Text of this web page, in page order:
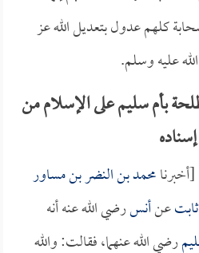
كلهم عدول بتعديل الله عز
عليه وسلم.
بأم سليم على الإسلام من
محمد بن النضر بن مساور
ثابتعنأنسرضي الله عنه أنه
رضي الله عنهما، فقالت: والله